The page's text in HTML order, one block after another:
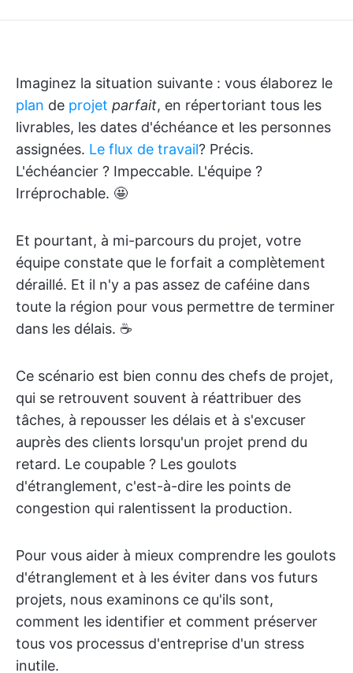
Imaginez la situation suivante : vous élaborez le
plan de projet parfait, en répertoriant tous les
livrables, les dates d'échéance et les personnes
assignées. Le flux de travail? Précis.
L'échéancier ? Impeccable. L'équipe ?
Irréprochable. 🤩
Et pourtant, à mi-parcours du projet, votre
équipe constate que le forfait a complètement
déraillé. Et il n'y a pas assez de caféine dans
toute la région pour vous permettre de terminer
dans les délais. ☕
Ce scénario est bien connu des chefs de projet,
qui se retrouvent souvent à réattribuer des
tâches, à repousser les délais et à s'excuser
auprès des clients lorsqu'un projet prend du
retard. Le coupable ? Les goulots
d'étranglement, c'est-à-dire les points de
congestion qui ralentissent la production.
Pour vous aider à mieux comprendre les goulots
d'étranglement et à les éviter dans vos futurs
projets, nous examinons ce qu'ils sont,
comment les identifier et comment préserver
tous vos processus d'entreprise d'un stress
inutile.